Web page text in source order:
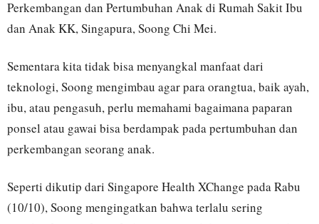
Perkembangan dan Pertumbuhan Anak di Rumah Sakit Ibu
dan Anak KK, Singapura, Soong Chi Mei.
Sementara kita tidak bisa menyangkal manfaat dari
teknologi, Soong mengimbau agar para orangtua, baik ayah,
ibu, atau pengasuh, perlu memahami bagaimana paparan
ponsel atau gawai bisa berdampak pada pertumbuhan dan
perkembangan seorang anak.
Seperti dikutip dari Singapore Health XChange pada Rabu
(10/10), Soong mengingatkan bahwa terlalu sering